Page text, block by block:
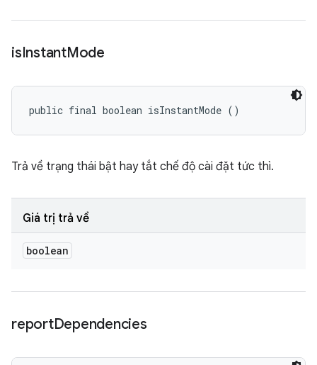
isInstantMode
public final boolean isInstantMode ()
Trả về trạng thái bật hay tắt chế độ cài đặt tức thì.
Giá trị trả về
boolean
reportDependencies